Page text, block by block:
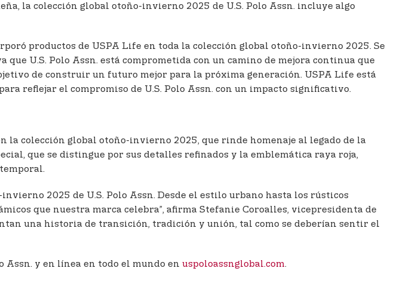
la colección global otoño-invierno 2025 de U.S. Polo Assn. incluye algo
productos de USPA Life en toda la colección global otoño-invierno 2025. Se
U.S. Polo Assn. está comprometida con un camino de mejora continua que
de construir un futuro mejor para la próxima generación. USPA Life está
reflejar el compromiso de U.S. Polo Assn. con un impacto significativo.
la colección global otoño-invierno 2025, que rinde homenaje al legado de la
que se distingue por sus detalles refinados y la emblemática raya roja,
2025 de U.S. Polo Assn. Desde el estilo urbano hasta los rústicos
que nuestra marca celebra”, afirma Stefanie Coroalles, vicepresidenta de
una historia de transición, tradición y unión, tal como se deberían sentir el
y en línea en todo el mundo en uspoloassnglobal.com.